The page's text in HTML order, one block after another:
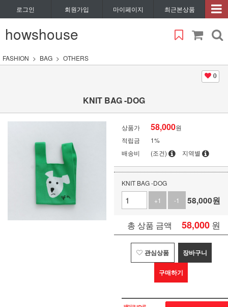
로그인 회원가입 마이페이지 최근본상품
howshouse
FASHION BAG OTHERS
0
KNIT BAG -DOG
상품가 58,000원
적립금
1%
배송비
(조건) 지역별
KNIT BAG -DOG
+1
-1 58,000원
총 상품 금액 58,000 원
관심상품 장바구니
구매하기